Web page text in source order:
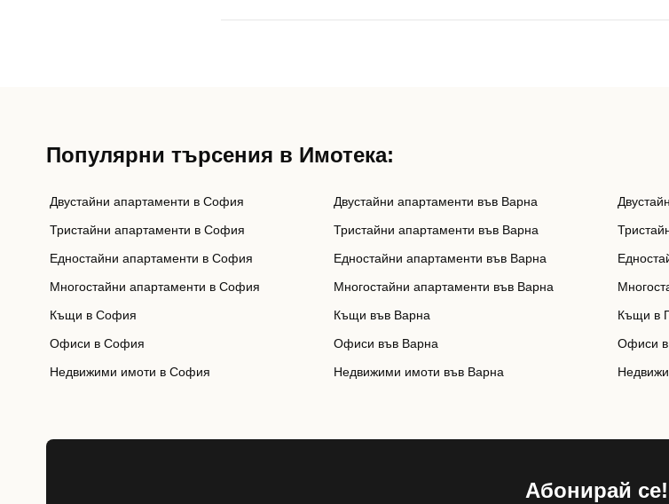
Популярни търсения в Имотека:
Двустайни апартаменти в София
Тристайни апартаменти в София
Едностайни апартаменти в София
Многостайни апартаменти в София
Къщи в София
Офиси в София
Недвижими имоти в София
Двустайни апартаменти във Варна
Тристайни апартаменти във Варна
Едностайни апартаменти във Варна
Многостайни апартаменти във Варна
Къщи във Варна
Офиси във Варна
Недвижими имоти във Варна
Къщи в
Офиси в
Абонирай се!